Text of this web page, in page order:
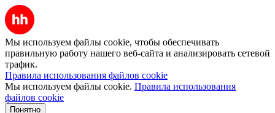
Мы используем файлы cookie, чтобы обеспечивать
правильную работу нашего веб-сайта и анализировать сетевой
трафик.
Правила использования файлов cookie
Мы используем файлы cookie. Правила использования
файлов cookie
Понятно